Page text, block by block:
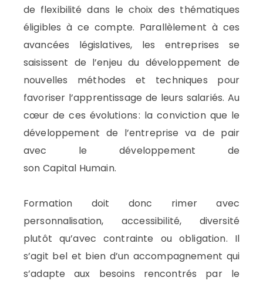
de flexibilité dans le choix des thématiques
éligibles à ce compte. Parallèlement à ces
avancées législatives, les entreprises se
saisissent de l’enjeudu développement de
nouvelles méthodes et techniques pour
favoriser l’apprentissage de leurs salariés. Au
cœur de ces évolutions: la conviction que le
développement de l’entreprise va de pair
avec le développement de
son Capital Humain.
Formation doit donc rimer avec
personnalisation, accessibilité, diversité
plutôt qu’aveccontrainte ouobligation. Il
s’agit bel et bien d’un accompagnement qui
s’adapte aux besoins rencontrés par le